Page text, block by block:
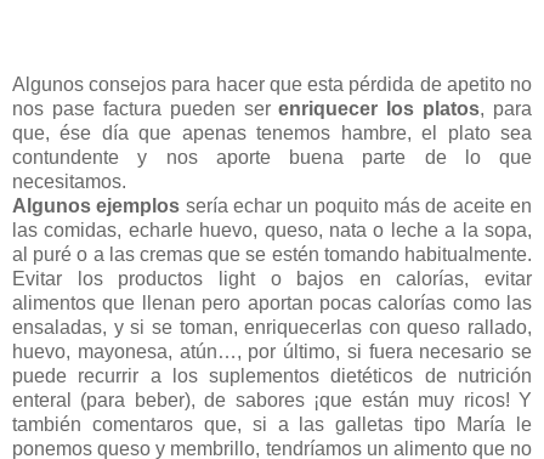
Algunos consejos para hacer que esta pérdida de apetito no
nos pase factura pueden serenriquecer los platos, para
que, ése día que apenas tenemos hambre, el plato sea
contundente y nos aporte buena parte de lo que
necesitamos.
Algunos ejemplos sería echar un poquito más de aceite en
las comidas, echarle huevo, queso, nata o leche a la sopa,
al puré o a las cremas que se estén tomando habitualmente.
Evitar los productos light o bajos en calorías, evitar
alimentos que llenan pero aportan pocas calorías como las
ensaladas, y si se toman, enriquecerlas con queso rallado,
huevo, mayonesa, atún…, por último, si fuera necesario se
puede recurrir a los suplementos dietéticos de nutrición
enteral (para beber), de sabores ¡que están muy ricos! Y
también comentaros que, si a las galletas tipo María le
ponemos queso y membrillo, tendríamos un alimento que no